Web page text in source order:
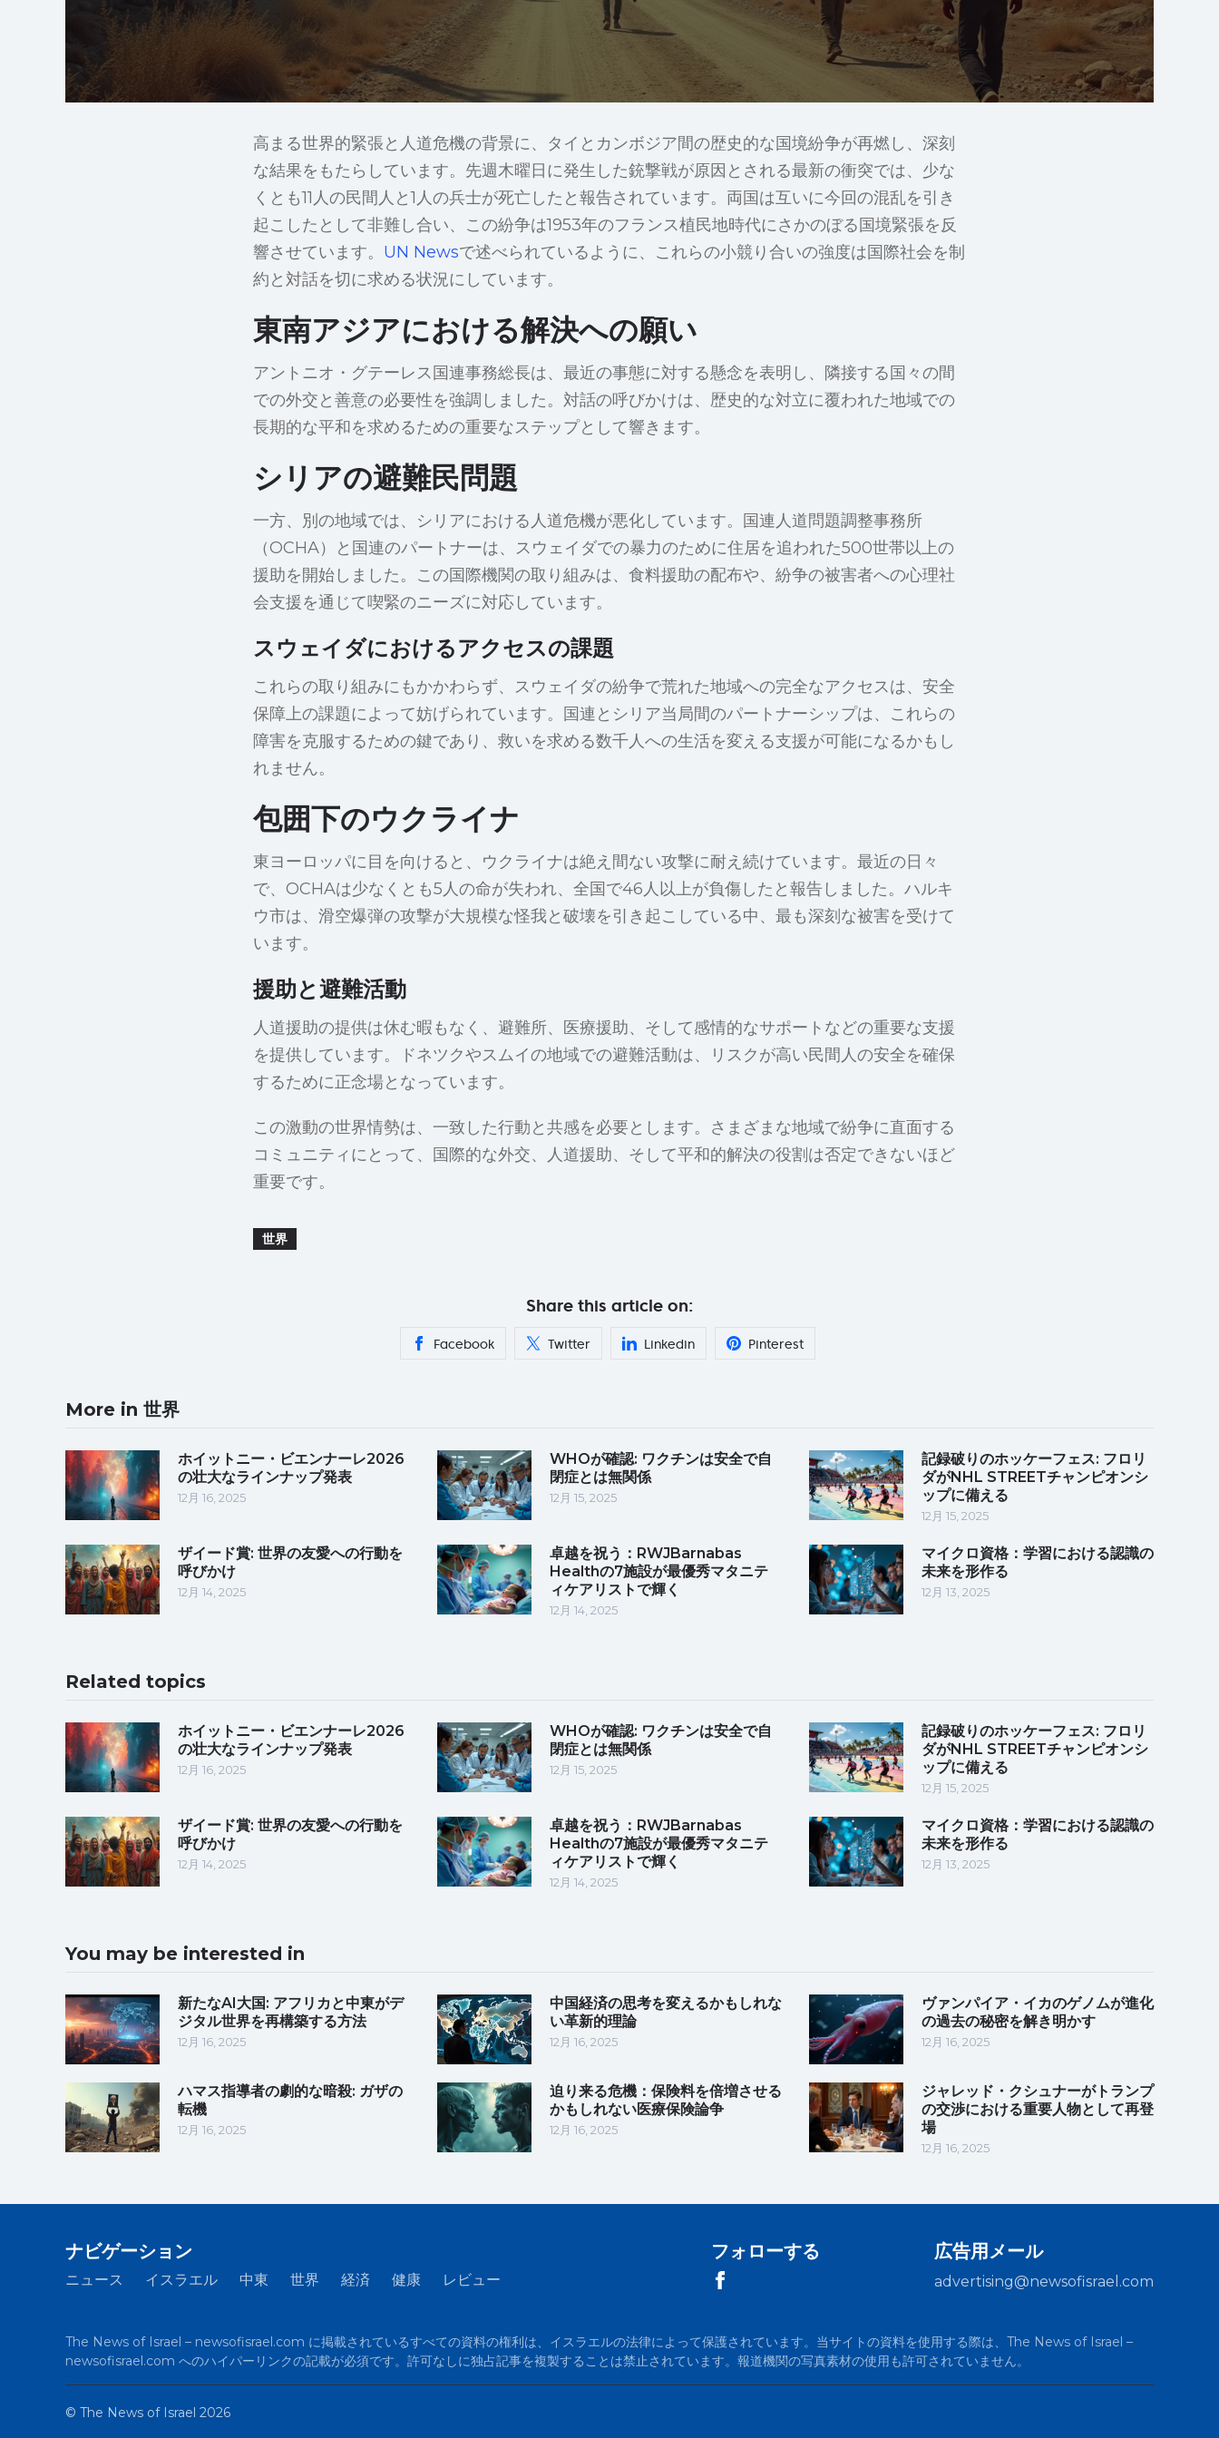
高まる世界的緊張と人道危機の背景に、タイとカンボジア間の歴史的な国境紛争が再燃し、深刻
な結果をもたらしています。先週木曜日に発生した銃撃戦が原因とされる最新の衝突では、少な
くとも11人の民間人と1人の兵士が死亡したと報告されています。両国は互いに今回の混乱を引き
起こしたとして非難し合い、この紛争は1953年のフランス植民地時代にさかのぼる国境緊張を反
響させています。 UN Newsで述べられているように、これらの小競り合いの強度は国際社会を制
約と対話を切に求める状況にしています。
東南アジアにおける解決への願い
アントニオ・グテーレス国連事務総長は、最近の事態に対する懸念を表明し、隣接する国々の間
での外交と善意の必要性を強調しました。対話の呼びかけは、歴史的な対立に覆われた地域での
長期的な平和を求めるための重要なステップとして響きます。
シリアの避難民問題
一方、別の地域では、シリアにおける人道危機が悪化しています。国連人道問題調整事務所
（OCHA）と国連のパートナーは、スウェイダでの暴力のために住居を追われた500世帯以上の
援助を開始しました。この国際機関の取り組みは、食料援助の配布や、紛争の被害者への心理社
会支援を通じて喫緊のニーズに対応しています。
スウェイダにおけるアクセスの課題
これらの取り組みにもかかわらず、スウェイダの紛争で荒れた地域への完全なアクセスは、安全
保障上の課題によって妨げられています。国連とシリア当局間のパートナーシップは、これらの
障害を克服するための鍵であり、救いを求める数千人への生活を変える支援が可能になるかもし
れません。
包囲下のウクライナ
東ヨーロッパに目を向けると、ウクライナは絶え間ない攻撃に耐え続けています。最近の日々
で、OCHAは少なくとも5人の命が失われ、全国で46人以上が負傷したと報告しました。ハルキ
ウ市は、滑空爆弾の攻撃が大規模な怪我と破壊を引き起こしている中、最も深刻な被害を受けて
います。
援助と避難活動
人道援助の提供は休む暇もなく、避難所、医療援助、そして感情的なサポートなどの重要な支援
を提供しています。ドネツクやスムイの地域での避難活動は、リスクが高い民間人の安全を確保
するために正念場となっています。
この激動の世界情勢は、一致した行動と共感を必要とします。さまざまな地域で紛争に直面する
コミュニティにとって、国際的な外交、人道援助、そして平和的解決の役割は否定できないほど
重要です。
世界
Share this article on:
Facebook Twitter Linkedin Pinterest
More in 世界
ホイットニー・ビエンナーレ2026
の壮大なラインナップ発表
12月 16, 2025
WHOが確認: ワクチンは安全で自
閉症とは無関係
12月 15, 2025
記録破りのホッケーフェス: フロリ
ダがNHL STREETチャンピオンシ
ップに備える
12月 15, 2025
ザイード賞: 世界の友愛への行動を
呼びかけ
12月 14, 2025
卓越を祝う：RWJBarnabas
Healthの7施設が最優秀マタニテ
ィケアリストで輝く
12月 14, 2025
マイクロ資格：学習における認識の
未来を形作る
12月 13, 2025
Related topics
ホイットニー・ビエンナーレ2026
の壮大なラインナップ発表
12月 16, 2025
WHOが確認: ワクチンは安全で自
閉症とは無関係
12月 15, 2025
記録破りのホッケーフェス: フロリ
ダがNHL STREETチャンピオンシ
ップに備える
12月 15, 2025
ザイード賞: 世界の友愛への行動を
呼びかけ
12月 14, 2025
卓越を祝う：RWJBarnabas
Healthの7施設が最優秀マタニテ
ィケアリストで輝く
12月 14, 2025
マイクロ資格：学習における認識の
未来を形作る
12月 13, 2025
You may be interested in
新たなAI大国: アフリカと中東がデ
ジタル世界を再構築する方法
12月 16, 2025
中国経済の思考を変えるかもしれな
い革新的理論
12月 16, 2025
ヴァンパイア・イカのゲノムが進化
の過去の秘密を解き明かす
12月 16, 2025
ハマス指導者の劇的な暗殺: ガザの
転機
12月 16, 2025
迫り来る危機：保険料を倍増させる
かもしれない医療保険論争
12月 16, 2025
ジャレッド・クシュナーがトランプ
の交渉における重要人物として再登
場
12月 16, 2025
ナビゲーション
ニュース イスラエル 中東 世界 経済 健康 レビュー
フォローする 広告用メール
advertising@newsofisrael.com
The News of Israel – newsofisrael.com に掲載されているすべての資料の権利は、イスラエルの法律によって保護されています。当サイトの資料を使用する際は、The News of Israel –
newsofisrael.com へのハイパーリンクの記載が必須です。許可なしに独占記事を複製することは禁止されています。報道機関の写真素材の使用も許可されていません。
© The News of Israel 2026